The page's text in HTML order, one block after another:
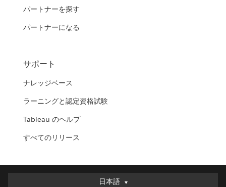
パートナーを探す
パートナーになる
サポート
ナレッジベース
ラーニングと認定資格試験
Tableau のヘルプ
すべてのリリース
日本語
日本語